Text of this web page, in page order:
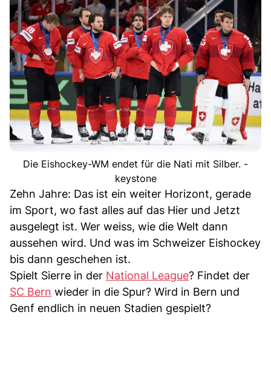
Die Eishockey-WM endet für die Nati mit Silber. -
keystone
Zehn Jahre: Das ist ein weiter Horizont, gerade
im Sport, wo fast alles auf das Hier und Jetzt
ausgelegt ist. Wer weiss, wie die Welt dann
aussehen wird. Und was im Schweizer Eishockey
bis dann geschehen ist.
Spielt Sierre in der National League? Findet der
SC Bern wieder in die Spur? Wird in Bern und
Genf endlich in neuen Stadien gespielt?